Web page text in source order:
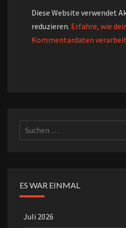
Diese Website verwendet
reduzieren. Erfahre, wie
Kommentardaten
Suchen
nach:
ES WAR EINMAL
Juli 2026